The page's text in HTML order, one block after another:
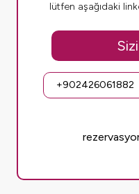
lütfen aşağıdaki
+902426061882